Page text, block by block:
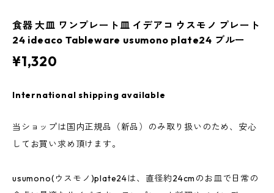
食器 大皿 ワンプレート皿 イデアコ ウスモノ プレート
24 ideaco Tableware usumono plate24 ブルー
¥1,320
International shipping available
当ショップは国内正規品（新品）のみ取り扱いのため、安心
してお買い求め頂けます。
usumono(ウスモノ)plate24は、直径約24cmのお皿で日常の